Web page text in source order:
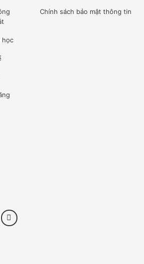
khu bếp công nghiệp chúng tôi đã thi
Phát lựa chọn nhập những sản phẩm
của bạn.
và sản xuất tất cả các sản phẩm từ
tín trên thế giới, tuy nhiên chúng tôi
lọc để đem đến những sản phẩm tốt
frameborder=”0″
học
Chính sách bảo mật thông tin